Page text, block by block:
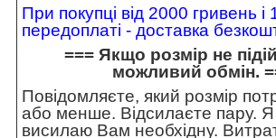
При покупці від 2000 гривень і
передоплаті - доставка
=== Якщо розмір не
можливий обмін.
Повідомляєте, який розмір
або менше. Відсилаєте пару. Я
висилаю Вам необхідну.